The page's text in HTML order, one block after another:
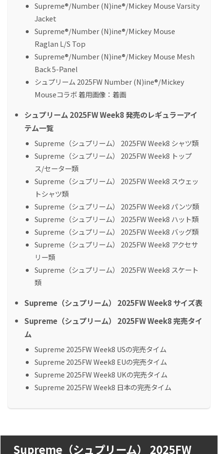
Supreme®/Number (N)ine®/Mickey Mouse Varsity
Jacket
Supreme®/Number (N)ine®/Mickey Mouse
Raglan L/S Top
Supreme®/Number (N)ine®/Mickey Mouse Mesh
Back 5-Panel
シュプリーム 2025FW Number (N)ine®/Mickey
Mouseコラボ 着用画像：着画
シュプリーム 2025FW Week8 発売のレギュラーアイ
テム一覧
Supreme（シュプリーム） 2025FW Week8 シャツ類
Supreme（シュプリーム） 2025FW Week8 トップ
ス/セーター類
Supreme（シュプリーム） 2025FW Week8 スウェッ
トシャツ類
Supreme（シュプリーム） 2025FW Week8 パンツ類
Supreme（シュプリーム） 2025FW Week8 ハット類
Supreme（シュプリーム） 2025FW Week8 バッグ類
Supreme（シュプリーム） 2025FW Week8 アクセサ
リー類
Supreme（シュプリーム） 2025FW Week8 スケート
類
Supreme（シュプリーム） 2025FW Week8 サイズ表
Supreme（シュプリーム） 2025FW Week8 完売タイ
ム
Supreme 2025FW Week8 USの完売タイム
Supreme 2025FW Week8 EUの完売タイム
Supreme 2025FW Week8 UKの完売タイム
Supreme 2025FW Week8 日本の完売タイム
Supreme（シュプリーム） 2025FW